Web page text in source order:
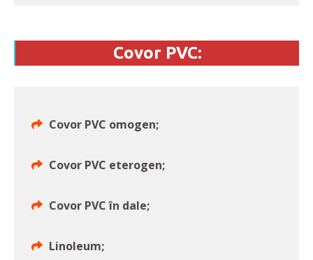
Covor PVC:
Covor PVC omogen;
Covor PVC eterogen;
Covor PVC în dale;
Linoleum;